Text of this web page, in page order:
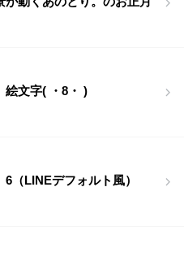
絵文字( ・8・ )
（LINEデフォルト風）